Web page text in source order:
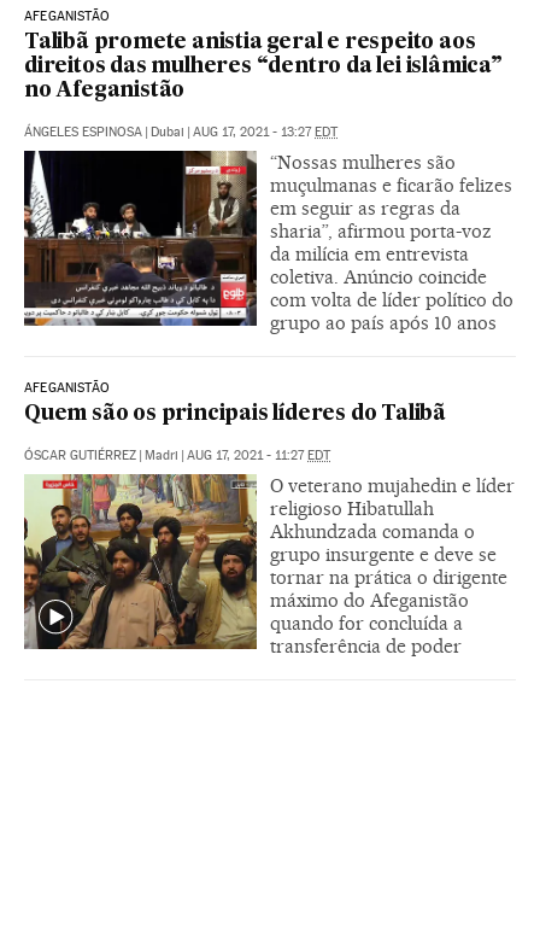
AFEGANISTÃO
Talibã promete anistia geral e respeito aos
direitos das mulheres “dentro da lei islâmica”
no Afeganistão
ÁNGELES ESPINOSA | Dubai | AUG 17, 2021 - 13:27EDT
“Nossas mulheres são
muçulmanas e ficarão felizes
em seguir as regras da
sharia”, afirmou porta-voz
da milícia em entrevista
coletiva. Anúncio coincide
com volta de líder político do
grupo ao país após 10 anos
AFEGANISTÃO
Quem são os principais líderes do Talibã
ÓSCAR GUTIÉRREZ | Madri | AUG 17, 2021 - 11:27EDT
O veterano mujahedin e líder
religioso Hibatullah
Akhundzada comanda o
grupo insurgente e deve se
tornar na prática o dirigente
máximo do Afeganistão
quando for concluída a
transferência de poder